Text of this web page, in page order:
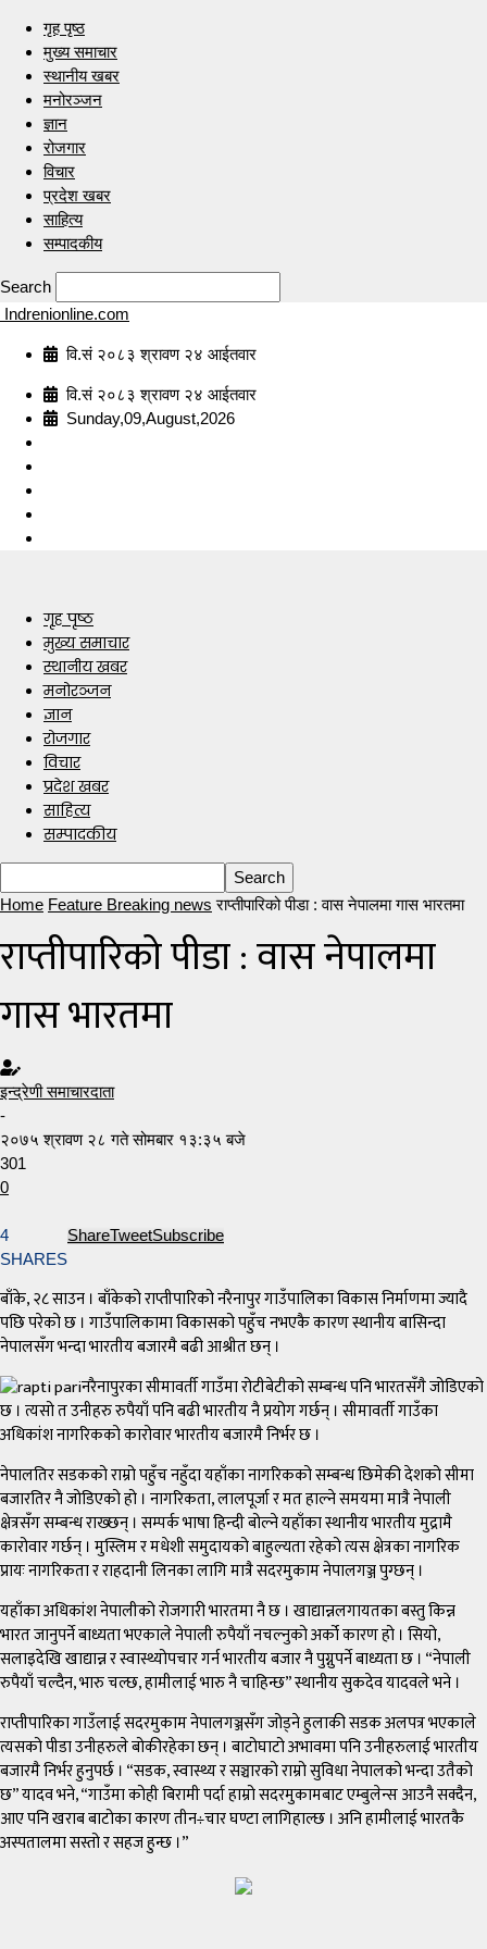
गृह पृष्ठ
मुख्य समाचार
स्थानीय खबर
मनोरञ्जन
ज्ञान
रोजगार
विचार
प्रदेश खबर
साहित्य
सम्पादकीय
Search
Indrenionline.com
वि.सं २०८३ श्रावण २४ आईतवार
वि.सं २०८३ श्रावण २४ आईतवार
Sunday,09,August,2026
गृह पृष्ठ
मुख्य समाचार
स्थानीय खबर
मनोरञ्जन
ज्ञान
रोजगार
विचार
प्रदेश खबर
साहित्य
सम्पादकीय
Home Feature Breaking news राप्तीपारिको पीडा : वास नेपालमा गास भारतमा
राप्तीपारिको पीडा : वास नेपालमा
गास भारतमा
इन्द्रेणी समाचारदाता
-
२०७५ श्रावण २८ गते सोमबार १३:३५ बजे
301
0
4
SHARES
ShareTweetSubscribe
बाँके, २८ साउन । बाँकेको राप्तीपारिको नरैनापुर गाउँपालिका विकास निर्माणमा ज्यादै
पछि परेको छ । गाउँपालिकामा विकासको पहुँच नभएकै कारण स्थानीय बासिन्दा
नेपालसँग भन्दा भारतीय बजारमै बढी आश्रीत छन् ।
नरैनापुरका सीमावर्ती गाउँमा रोटीबेटीको सम्बन्ध पनि भारतसँगै जोडिएको
छ । त्यसो त उनीहरु रुपैयाँ पनि बढी भारतीय नै प्रयोग गर्छन् । सीमावर्ती गाउँका
अधिकांश नागरिकको कारोवार भारतीय बजारमै निर्भर छ ।
नेपालतिर सडकको राम्रो पहुँच नहुँदा यहाँका नागरिकको सम्बन्ध छिमेकी देशको सीमा
बजारतिर नै जोडिएको हो । नागरिकता, लालपूर्जा र मत हाल्ने समयमा मात्रै नेपाली
क्षेत्रसँग सम्बन्ध राख्छन् । सम्पर्क भाषा हिन्दी बोल्ने यहाँका स्थानीय भारतीय मुद्रामै
कारोवार गर्छन् । मुस्लिम र मधेशी समुदायको बाहुल्यता रहेको त्यस क्षेत्रका नागरिक
प्रायः नागरिकता र राहदानी लिनका लागि मात्रै सदरमुकाम नेपालगञ्ज पुग्छन् ।
यहाँका अधिकांश नेपालीको रोजगारी भारतमा नै छ । खाद्यान्नलगायतका बस्तु किन्न
भारत जानुपर्ने बाध्यता भएकाले नेपाली रुपैयाँ नचल्नुको अर्को कारण हो । सियो,
सलाइदेखि खाद्यान्न र स्वास्थ्योपचार गर्न भारतीय बजार नै पुग्नुपर्ने बाध्यता छ । “नेपाली
रुपैयाँ चल्दैन, भारु चल्छ, हामीलाई भारु नै चाहिन्छ” स्थानीय सुकदेव यादवले भने ।
राप्तीपारिका गाउँलाई सदरमुकाम नेपालगञ्जसँग जोड्ने हुलाकी सडक अलपत्र भएकाले
त्यसको पीडा उनीहरुले बोकीरहेका छन् । बाटोघाटो अभावमा पनि उनीहरुलाई भारतीय
बजारमै निर्भर हुनुपर्छ । “सडक, स्वास्थ्य र सञ्चारको राम्रो सुविधा नेपालको भन्दा उतैको
छ” यादव भने, “गाउँमा कोही बिरामी पर्दा हाम्रो सदरमुकामबाट एम्बुलेन्स आउनै सक्दैन,
आए पनि खराब बाटोका कारण तीन÷चार घण्टा लागिहाल्छ । अनि हामीलाई भारतकै
अस्पतालमा सस्तो र सहज हुन्छ ।”